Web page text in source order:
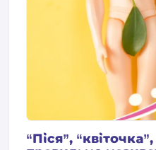
“Піся”,